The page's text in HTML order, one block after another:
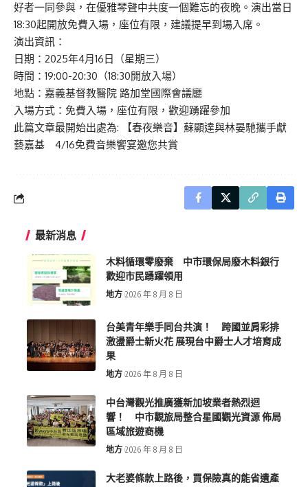
好者一同參與，在優雅琴聲中共度一個難忘的夜晚。演出當日
18:30起開放免費入場，座位有限，建議提早到場入席。
演出資訊：
日期：2025年4月16日（星期三）
時間：19:00-20:30（18:30開放入場）
地點：嘉義基督教醫院 路加堂國際會議廳
入場方式：免費入場，座位有限，歡迎踴躍參加
此篇文章最開始出處為:
【春夜樂音】蘇顯達與林晏馳攜手獻
藝嘉基 4/16免費音樂饗宴邀您共賞
最新消息
木料循環零廢棄 中市環保局廢木料銀行
歡迎市民踴躍領用
地方 2026 年 8 月 8 日
台美青年樂手同台共演！ 跨國並肩彩排
激盪爵士新火花 展現台中爵士人才培育成
果
地方 2026 年 8 月 8 日
中台灣觀光推廣獲新加坡業者熱烈迴
響！ 中市觀旅局整合星國觀光資源 佈局
區域旅遊商機
地方 2026 年 8 月 8 日
大老婆條款上路後，買保險真的能省遺產